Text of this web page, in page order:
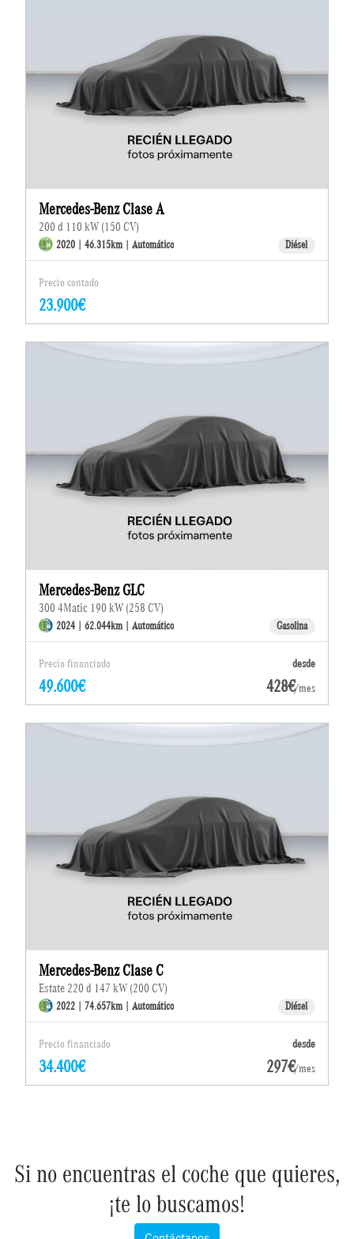
Mercedes-Benz Clase A
200 d 110 kW (150 CV)
2020 | 46.315km | Automático Diésel
Precio contado
23.900€
Mercedes-Benz GLC
300 4Matic 190 kW (258 CV)
2024 | 62.044km | Automático Gasolina
Precio financiado desde
49.600€ 428€/mes
Mercedes-Benz Clase C
Estate 220 d 147 kW (200 CV)
2022 | 74.657km | Automático Diésel
Precio financiado desde
34.400€ 297€/mes
Si no encuentras el coche que quieres,
¡te lo buscamos!